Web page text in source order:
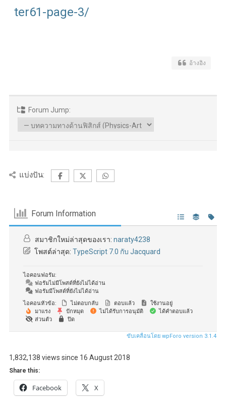
ter61-page-3/
อ้างอิง
Forum Jump:
แบ่งปัน:
Forum Information
สมาชิกใหม่ล่าสุดของเรา: naraty4238
โพสต์ล่าสุด: TypeScript 7.0 กับ Jacquard
ไอคอนฟอรัม:
ฟอรัมไม่มีโพสต์ที่ยังไม่ได้อ่าน
ฟอรัมมีโพสต์ที่ยังไม่ได้อ่าน
ไอคอนหัวข้อ:
ไม่ตอบกลับ ตอบแล้ว
ใช้งานอยู่
มาแรง
ปักหมุด ไม่ได้รับการอนุมัติ
ได้คำตอบแล้ว
ส่วนตัว
ปิด
ขับเคลื่อนโดย wpForo version 3.1.4
1,832,138 views since 16 August 2018
Share this:
Facebook X